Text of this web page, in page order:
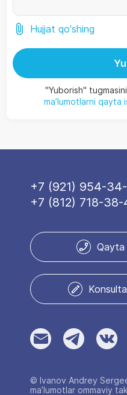
Hujjat qo'shing
"Yuborish"
ma’lumotlarni qayta
+7 (921) 954-
+7 (812) 718-38-
Qayta
© Ivanov Andrey
ma’lumotlar ommaviy